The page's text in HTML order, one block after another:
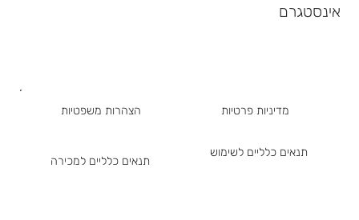
אינסטגרם
מדיניות פרטיות
תנאים כלליים למכירה
תנאים כלליים לשימוש
הצהרות משפטיות